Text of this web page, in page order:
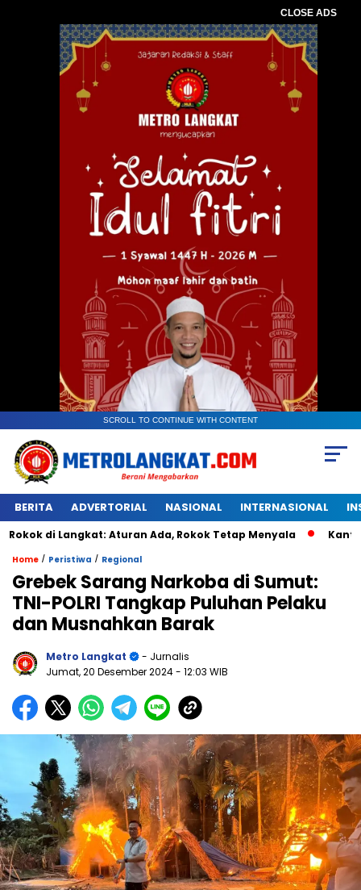
CLOSE ADS
SCROLL TO CONTINUE WITH CONTENT
BERITA ADVERTORIAL NASIONAL INTERNASIONAL
Langkat: Aturan Ada, Rokok Tetap Menyala Kantongan
Home / Peristiwa / Regional
Grebek Sarang Narkoba di Sumut:
TNI-POLRI Tangkap Puluhan Pelaku
dan Musnahkan Barak
Metro Langkat
- Jurnalis
Jumat, 20 Desember 2024- 12:03 WIB